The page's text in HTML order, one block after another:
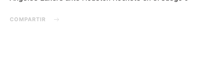
COMPARTIR